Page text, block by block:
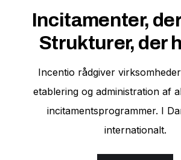
Incitamenter,
Strukturer, der
Incentio rådgiver
etablering og administration af
incitamentsprogrammer. I
internationalt.